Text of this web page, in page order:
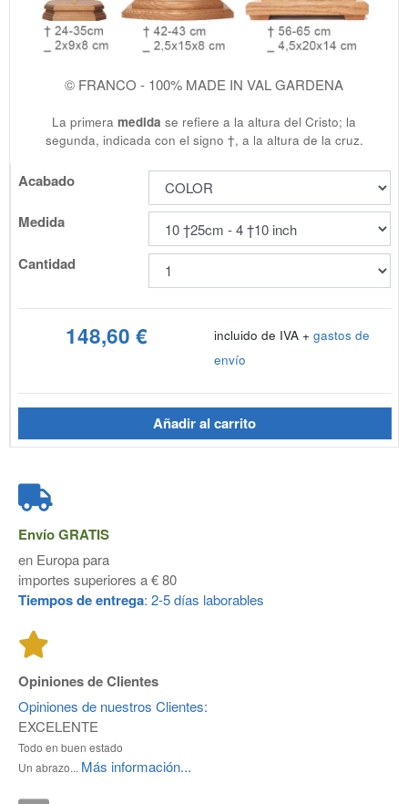
© FRANCO - 100% MADE IN VAL GARDENA
La primera medida se refiere a la altura del Cristo; la
segunda, indicada con el signo †, a la altura de la cruz.
Acabado
Medida
Cantidad
148,60 € incluido de IVA + gastos de
envío
Añadir al carrito
EnvíoGRATIS
en Europa para
importes superiores a € 80
Tiempos de entrega: 2-5 días laborables
Opiniones de Clientes
Opiniones de nuestros Clientes:
EXCELENTE
Todo en buen estado
Un abrazo... Más información...